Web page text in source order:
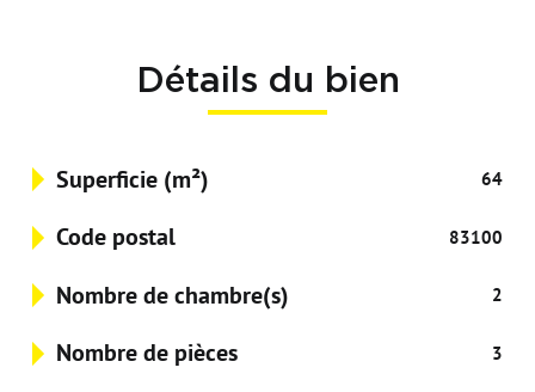
Détails du bien
Superficie (m²) 64
Code postal 83100
Nombre de chambre(s) 2
Nombre de pièces 3